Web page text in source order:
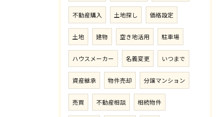
不動産購入 土地探し 価格設定
土地 建物 空き地活用 駐車場
ハウスメーカー 名義変更 いつまで
資産継承 物件売却 分譲マンション
売買 不動産相談 相続物件